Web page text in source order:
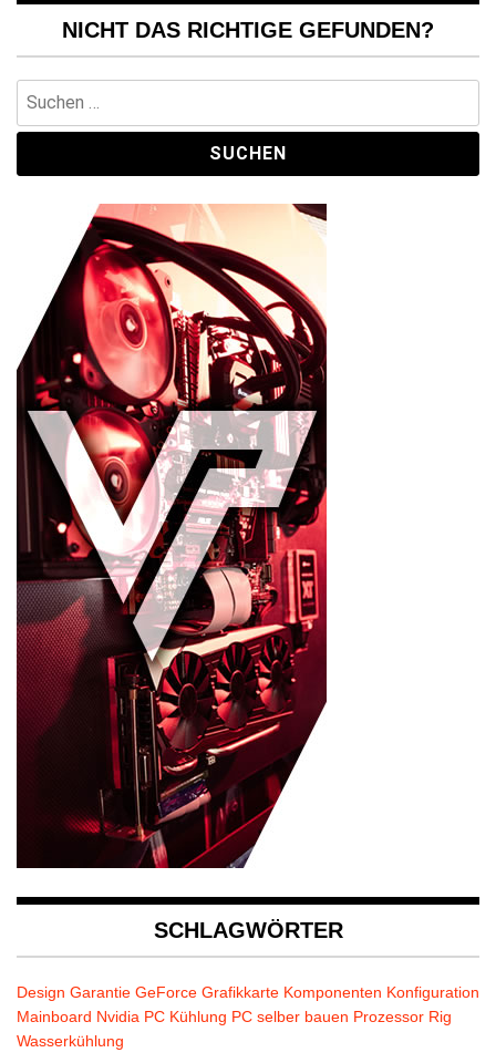
NICHT DAS RICHTIGE GEFUNDEN?
nach:
SCHLAGWÖRTER
Design Garantie GeForce Grafikkarte Komponenten Konfiguration
Mainboard Nvidia PC Kühlung PC selber bauen Prozessor Rig
Wasserkühlung